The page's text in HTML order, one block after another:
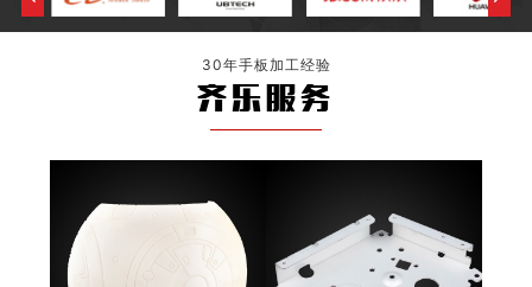
30年手板加工经验
齐乐服务